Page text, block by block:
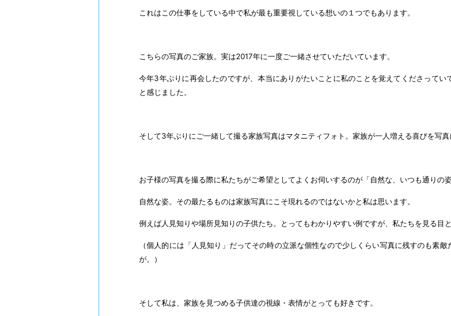
これはこの仕事をしている中で私が最も重要視している想いの１つでもあります。
こちらの写真のご家族。実は2017年に一度ご一緒させていただいています。
今年3年ぶりに再会したのですが、本当にありがたいことに私のことを覚えてくださって
と感じました。
そして3年ぶりにご一緒して撮る家族写真はマタニティフォト。家族が一人増える喜びを写真
お子様の写真を撮る際に私たちがご希望としてよくお伺いするのが「自然な、いつも通りの
自然な姿。その最たるものは家族写真にこそ現れるのではないかと私は思います。
例えば人見知りや場所見知りの子供たち。とってもわかりやすい例ですが、私たちを見る目
（個人的には「人見知り」だってその時の立派な個性なので少しくらい写真に残すのも素
が。）
そして私は、家族を見つめる子供達の視線・表情がとっても好きです。